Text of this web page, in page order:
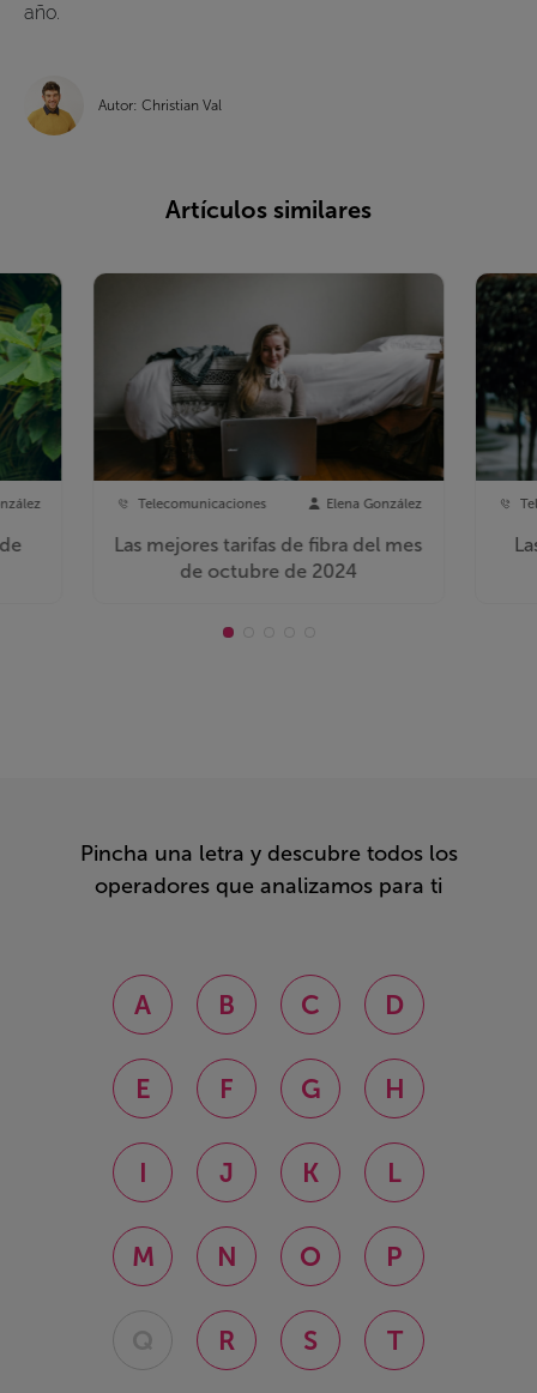
año.
Autor: Christian Val
Artículos similares
Telecomunicaciones Elena González
Las mejores tarifas de fibra del mes
de octubre de 2024
Pincha una letra y descubre todos los
operadores que analizamos para ti
A B C D
E F G H
I J K L
M N O P
Q R S T